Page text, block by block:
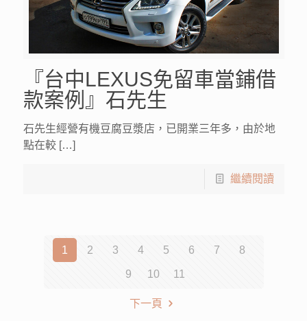
『台中LEXUS免留車當鋪借
款案例』石先生
石先生經營有機豆腐豆漿店，已開業三年多，由於地
點在較 […]
繼續閱讀
1 2 3 4 5 6 7 8
9 10 11
下一頁